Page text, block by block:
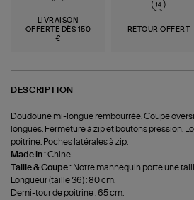
LIVRAISON
OFFERTE DÈS 150
€
RETOUR OFFERT
DESCRIPTION
Doudoune mi-longue rembourrée. Coupe
longues. Fermeture à zip et boutons pression.
poitrine. Poches latérales à zip.
Made in :Chine.
Taille & Coupe : Notre mannequin porte une
Longueur (taille 36) : 80 cm.
Demi-tour de poitrine : 65 cm.